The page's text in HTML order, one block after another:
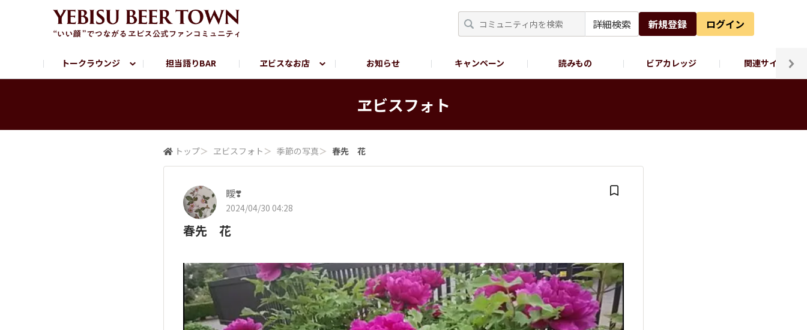
詳細検索 新規登録 ログイン
トークラウンジ 担当語りBAR ヱビスなお店 お知らせ キャンペーン 読みもの ビアカレッジ 関連サイト
サッポロビール公式Instagram
ヱビスフォト
トップ＞ ヱビスフォト ＞ 季節の写真＞ 春先 花
瞹❣️
2024/04/30 04:28
春先 花